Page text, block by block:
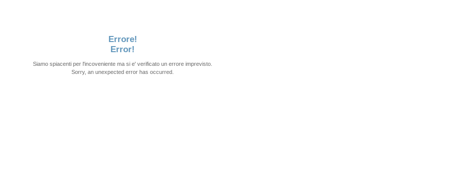
Errore!
Error!
Siamo spiacenti per l'incoveniente ma si e' verificato un errore imprevisto.
Sorry, an unexpected error has occurred.